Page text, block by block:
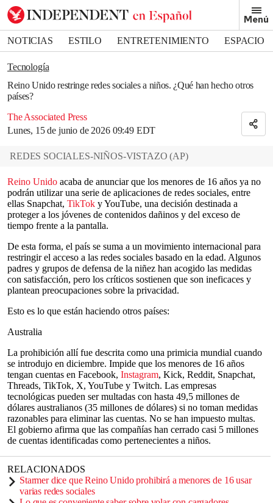
Menú
NOTICIAS ESTILO ENTRETENIMIENTO
ESPACIO
DEPORTES
Tecnología
Reino Unido restringe redes sociales a niños. ¿Qué han hecho otros
países?
The Associated Press
Lunes, 15 de junio de 2026 09:49 EDT
Bookmark popover
Removed from bookmarks
Close popover
REDES SOCIALES-NIÑOS-VISTAZO (AP)
Reino Unido acaba de anunciar que los menores de 16 años ya no
podrán utilizar una serie de aplicaciones de redes sociales, entre
ellas Snapchat, TikTok y YouTube, una decisión destinada a
proteger a los jóvenes de contenidos dañinos y del exceso de
tiempo frente a la pantalla.
De esta forma, el país se suma a un movimiento internacional para
restringir el acceso a las redes sociales basado en la edad. Algunos
padres y grupos de defensa de la niñez han acogido las medidas
con satisfacción, pero los críticos sostienen que son ineficaces y
plantean preocupaciones sobre la privacidad.
Esto es lo que están haciendo otros países:
Australia
La prohibición allí fue descrita como una primicia mundial cuando
se introdujo en diciembre. Impide que los menores de 16 años
tengan cuentas en Facebook, Instagram, Kick, Reddit, Snapchat,
Threads, TikTok, X, YouTube y Twitch. Las empresas
tecnológicas pueden ser multadas con hasta 49,5 millones de
dólares australianos (35 millones de dólares) si no toman medidas
razonables para eliminar las cuentas. No se han impuesto multas.
El gobierno afirma que las compañías han cerrado casi 5 millones
de cuentas identificadas como pertenecientes a niños.
RELACIONADOS
Starmer dice que Reino Unido prohibirá a menores de 16 usar
varias redes sociales